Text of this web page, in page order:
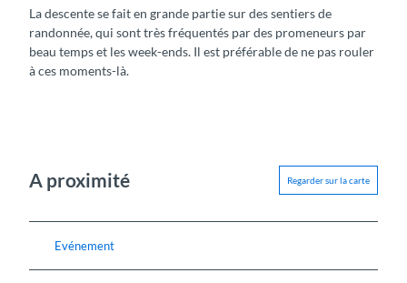
La descente se fait en grande partie sur des sentiers de
randonnée, qui sont très fréquentés par des promeneurs par
beau temps et les week-ends. Il est préférable de ne pas rouler
à ces moments-là.
A proximité Regarder sur la carte
Evénement